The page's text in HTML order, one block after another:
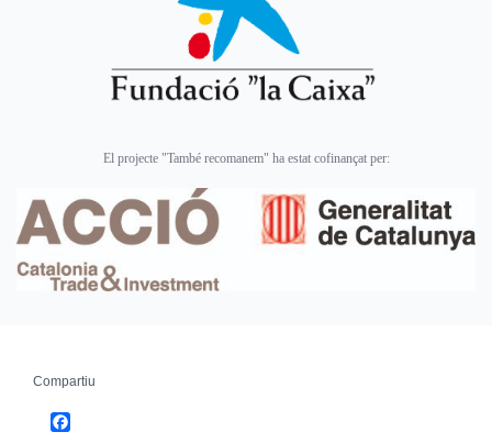
El projecte "També recomanem" ha estat cofinançat per:
Compartiu